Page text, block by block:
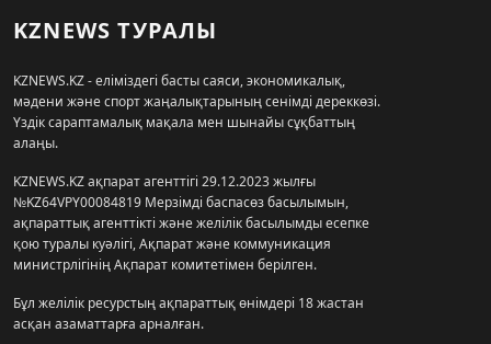
KZNEWS ТУРАЛЫ
KZNEWS.KZ - еліміздегі басты саяси, экономикалық,
мәдени және спорт жаңалықтарының сенімді дереккөзі.
Үздік сараптамалық мақала мен шынайы сұқбаттың
алаңы.
KZNEWS.KZ ақпарат агенттігі 29.12.2023 жылғы
№KZ64VPY00084819 Мерзімді баспасөз басылымын,
ақпараттық агенттікті және желілік басылымды есепке
қою туралы куәлігі, Ақпарат және коммуникация
министрлігінің Ақпарат комитетімен берілген.
Бұл желілік ресурстың ақпараттық өнімдері 18 жастан
асқан азаматтарға арналған.